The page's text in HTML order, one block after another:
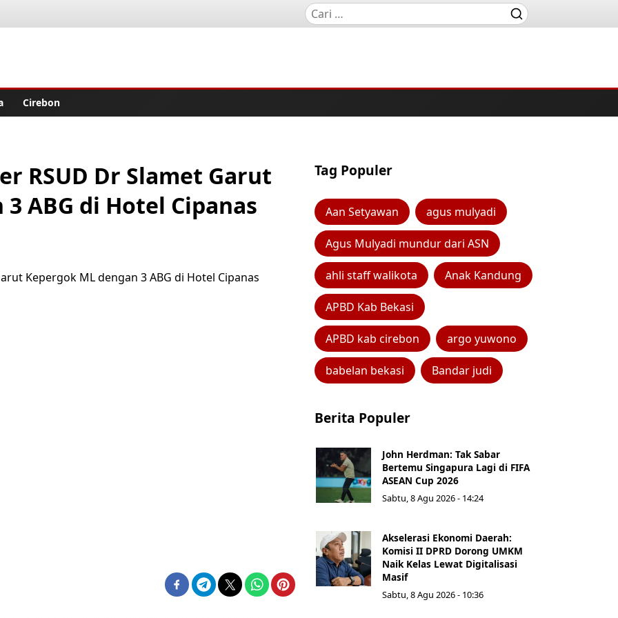
Cirebon
RSUD Dr Slamet Garut
ABG di Hotel Cipanas
Tag Populer
Aan Setyawan agus mulyadi
Agus Mulyadi mundur dari ASN
ahli staff walikota Anak Kandung
APBD Kab Bekasi
APBD kab cirebon argo yuwono
babelan bekasi Bandar judi
Berita Populer
John Herdman: Tak Sabar
Bertemu Singapura Lagi di FIFA
ASEAN Cup 2026
Sabtu, 8 Agu 2026 - 14:24
Akselerasi Ekonomi Daerah:
Komisi II DPRD Dorong UMKM
Naik Kelas Lewat Digitalisasi
Masif
Sabtu, 8 Agu 2026 - 10:36